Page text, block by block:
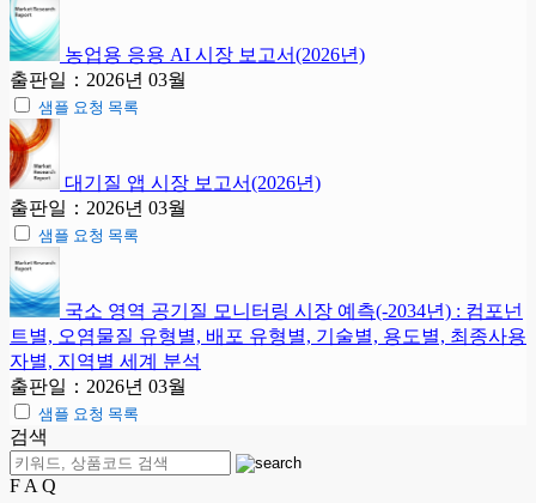
농업용 응용 AI 시장 보고서(2026년)
출판일：2026년 03월
샘플 요청 목록
대기질 앱 시장 보고서(2026년)
출판일：2026년 03월
샘플 요청 목록
국소 영역 공기질 모니터링 시장 예측(-2034년) : 컴포넌
트별, 오염물질 유형별, 배포 유형별, 기술별, 용도별, 최종사용
자별, 지역별 세계 분석
출판일：2026년 03월
샘플 요청 목록
검색
F A Q